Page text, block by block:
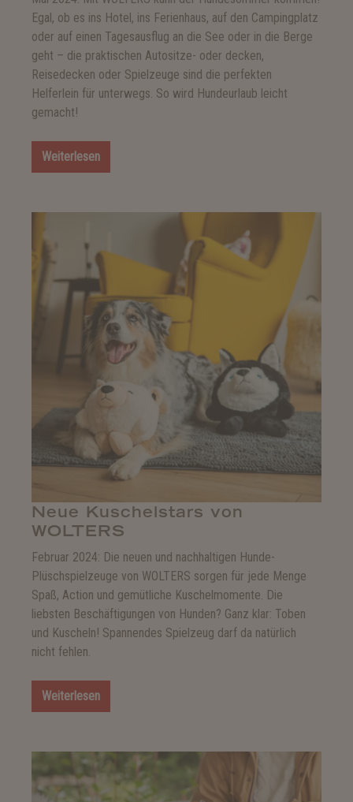
Egal, ob es ins Hotel, ins Ferienhaus, auf den Campingplatz
oder auf einen Tagesausflug an die See oder in die Berge
geht – die praktischen Autositze- oder decken,
Reisedecken oder Spielzeuge sind die perfekten
Helferlein für unterwegs. So wird Hundeurlaub leicht
gemacht!
Weiterlesen
Neue Kuschelstars von
WOLTERS
Februar 2024: Die neuen und nachhaltigen Hunde-
Plüschspielzeuge von WOLTERS sorgen für jede Menge
Spaß, Action und gemütliche Kuschelmomente. Die
liebsten Beschäftigungen von Hunden? Ganz klar: Toben
und Kuscheln! Spannendes Spielzeug darf da natürlich
nicht fehlen.
Weiterlesen